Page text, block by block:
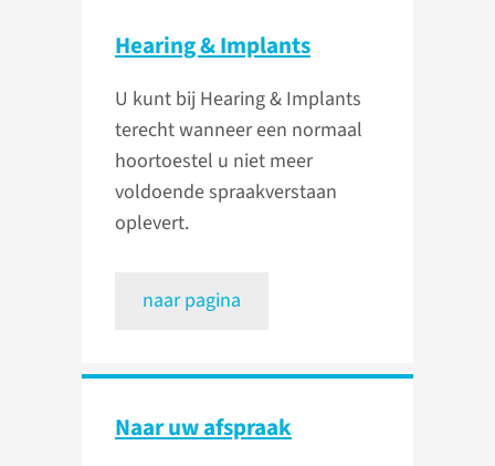
Hearing & Implants
U kunt bij Hearing & Implants
terecht wanneer een normaal
hoortoestel u niet meer
voldoende spraakverstaan
oplevert.
naar pagina
Naar uw afspraak